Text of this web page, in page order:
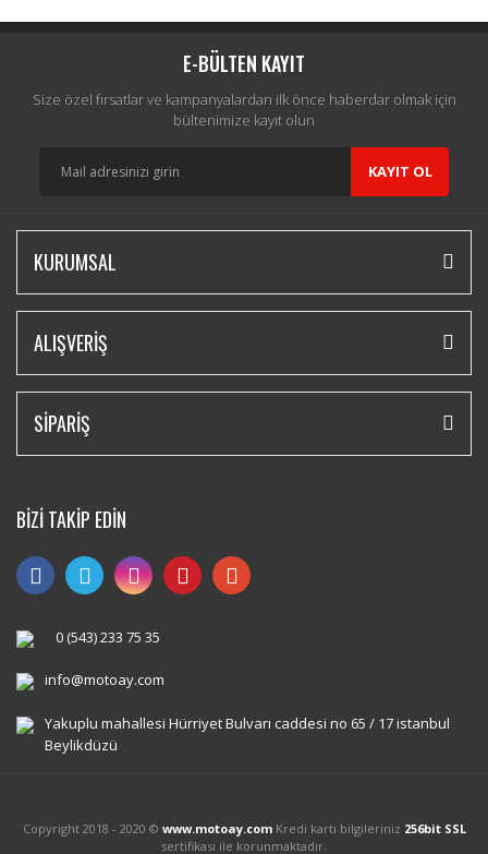
E-BÜLTEN KAYIT
Size özel fırsatlar ve kampanyalardan ilk önce haberdar olmak için
bültenimize kayıt olun
KAYIT OL
KURUMSAL
ALIŞVERİŞ
SİPARİŞ
BİZİ TAKİP EDİN
0 (543) 233 75 35
info@motoay.com
Yakuplu mahallesi Hürriyet Bulvarı caddesi no 65 / 17 istanbul
Beylikdüzü
Copyright 2018 - 2020 © www.motoay.comKredi kartı bilgileriniz 256bit SSL
sertifikası ile korunmaktadır.